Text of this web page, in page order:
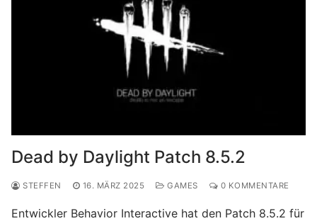
Dead by Daylight Patch 8.5.2
STEFFEN 16. MÄRZ 2025 GAMES 0 KOMMENTARE
Entwickler Behavior Interactive hat den Patch 8.5.2 für